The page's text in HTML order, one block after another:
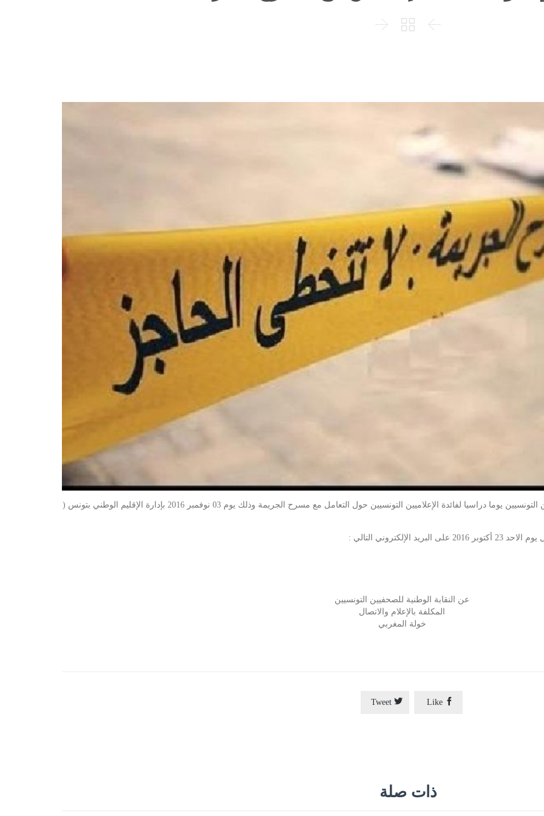



تنظم وزارة الداخلية بالشراكة مع النقابة الوطنية للصحفيين التونسيين يوما دراسيا لفائدة الإعلاميين التونسيين حول التعامل مع مسرح الجريمة وذلك يوم 03 نوفمبر 2016 بإدارة الإقليم الوطني بتونس (
التالي :
عن النقابة الوطنية للصحفيين التونسيين
المكلفة بالإعلام والاتصال
خولة المغربي

Like

Tweet
ذات صلة